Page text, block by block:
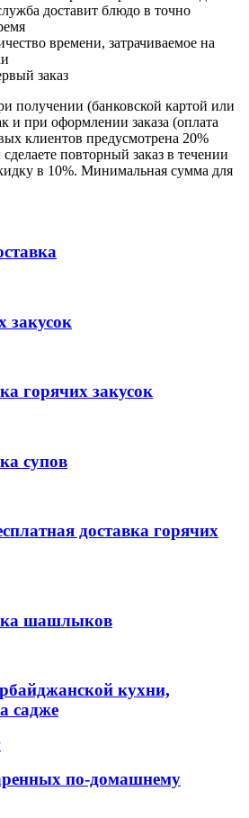
доставит блюдо в точно
времени, затрачиваемое на
заказ
получении (банковской картой или
и при оформлении заказа (оплата
клиентов предусмотрена 20%
повторный заказ в течении
в 10%. Минимальная сумма для
закусок
горячих закусок
супов
доставка горячих
шашлыков
кухни,
садже
по-домашнему